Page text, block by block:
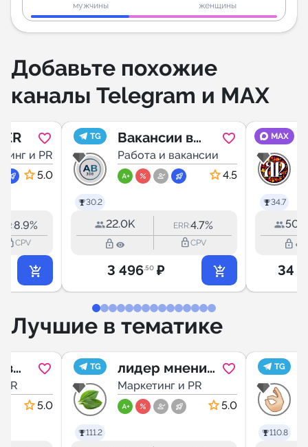
мужчины женщины
Добавьте похожие
каналы Telegram и MAX
и PR
5.0
8.9%
lock_outlineCPV
TG
30.2
Вакансии в
медиа от
AdBranch
Работа и вакансии
4.5
22.0K ERR:4.7%
lock_outline lock_outlineCPV
3 496.50 ₽
MAX
34.7
lock_outline
34
Лучшие в тематике
5.0
TG
111.2
лидер мнений
среди
удобрений
Маркетинг и PR
5.0
TG
110.8